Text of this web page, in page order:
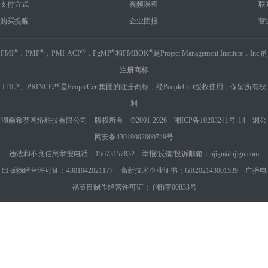
支付方式
购买提醒
视频课程
企业团报
联
营
PMI ®，PMP®，PMI-ACP®，PgMP®和PMBOK®是Project Management Institute，Inc.的
注册商标
ITIL®、PRINCE2®是PeopleCert集团的注册商标，经PeopleCert授权使用，保留所有权
利
湖南希赛网络科技有限公司 版权所有 ©2001-2026 湘ICP备10203241号-14
湘公
网安备43019002000749号
违法和不良信息举报电话：15673157832 举报/反馈/投诉邮箱：ujigu@ujigu.com
出版物经营许可证：4301042021177 高新技术企业证书：GR202143001539 广播电
视节目制作经营许可证： (湘)字00833号